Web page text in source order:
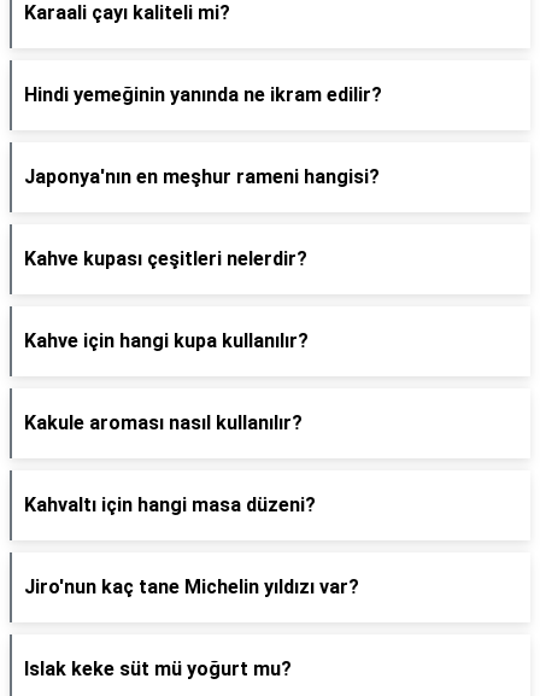
Karaali çayı kaliteli mi?
Hindi yemeğinin yanında ne ikram edilir?
Japonya'nın en meşhur rameni hangisi?
Kahve kupası çeşitleri nelerdir?
Kahve için hangi kupa kullanılır?
Kakule aroması nasıl kullanılır?
Kahvaltı için hangi masa düzeni?
Jiro'nun kaç tane Michelin yıldızı var?
Islak keke süt mü yoğurt mu?